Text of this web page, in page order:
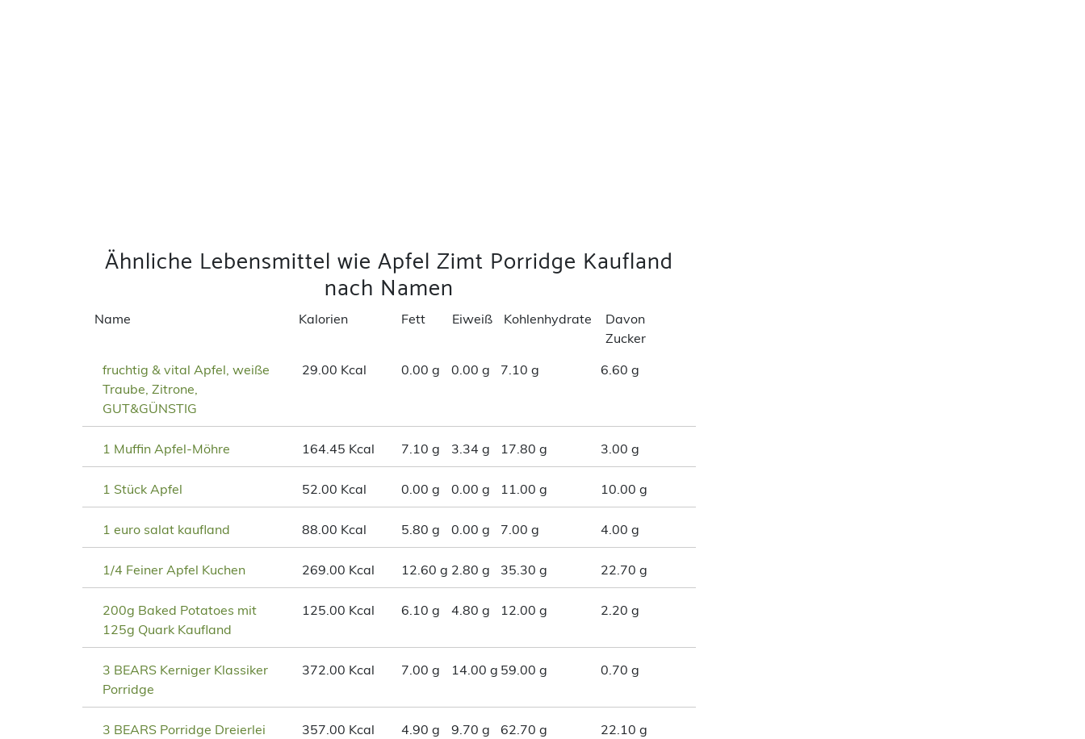
Ähnliche Lebensmittel wie Apfel Zimt Porridge Kaufland
nach Namen
Name Kalorien Fett Eiweiß Kohlenhydrate
Davon
Zucker
fruchtig & vital Apfel, weiße
Traube, Zitrone,
GUT&GÜNSTIG
29.00 Kcal 0.00 g 0.00 g 7.10 g 6.60 g
1 Muffin Apfel-Möhre 164.45 Kcal 7.10 g 3.34 g 17.80 g 3.00 g
1 Stück Apfel 52.00 Kcal 0.00 g 0.00 g 11.00 g 10.00 g
1 euro salat kaufland 88.00 Kcal 5.80 g 0.00 g 7.00 g 4.00 g
1/4 Feiner Apfel Kuchen 269.00 Kcal 12.60 g 2.80 g 35.30 g 22.70 g
200g Baked Potatoes mit
125g Quark Kaufland
125.00 Kcal 6.10 g 4.80 g 12.00 g 2.20 g
3 BEARS Kerniger Klassiker
Porridge
372.00 Kcal 7.00 g 14.00 g 59.00 g 0.70 g
3 BEARS Porridge Dreierlei 357.00 Kcal 4.90 g 9.70 g 62.70 g 22.10 g